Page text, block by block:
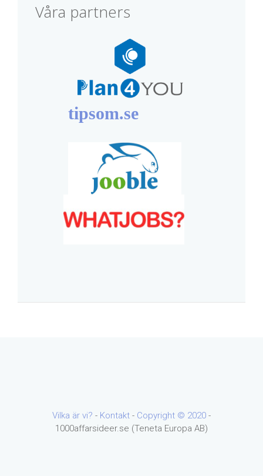
Våra partners
tipsom.se
Vilka är vi? - Kontakt - Copyright © 2020 -
1000affarsideer.se (Teneta Europa AB)